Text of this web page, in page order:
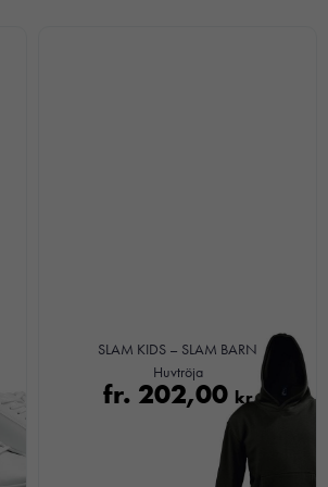
SLAM KIDS – SLAM BARN
Huvtröja
fr. 202,00 kr